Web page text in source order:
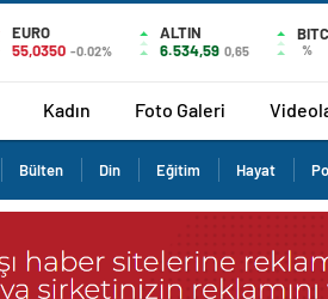
EURO
55,0350 -0.02%
ALTIN
6.534,59 0,65 %
Kadın Foto Galeri
Bülten Din Eğitim Hayat